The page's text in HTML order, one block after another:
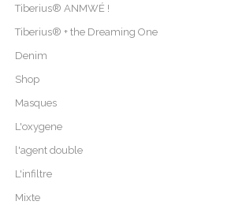
Tiberius® ANMWÉ !
Tiberius® + the Dreaming One
Denim
Shop
Masques
L'oxygene
l'agent double
L'infiltre
Mixte